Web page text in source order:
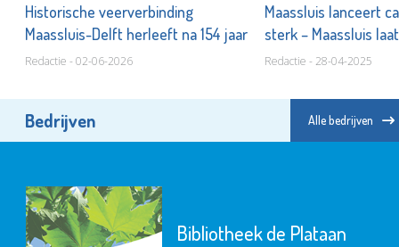
Historische veerverbinding
Maassluis-Delft herleeft na 154 jaar
Redactie - 02-06-2026
Maassluis lanceert
sterk – Maassluis
Redactie - 28-04-2025
Bedrijven Alle bedrijven
Bibliotheek de Plataan